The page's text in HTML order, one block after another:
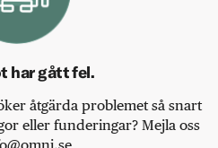
har gått fel.
åtgärda problemet så snart
eller funderingar? Mejla oss